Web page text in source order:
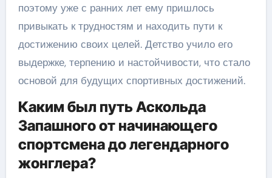
поэтому уже с ранних лет ему пришлось
привыкать к трудностям и находить пути к
достижению своих целей. Детство учило его
выдержке, терпению и настойчивости, что стало
основой для будущих спортивных достижений.
Каким был путь Аскольда
Запашного от начинающего
спортсмена до легендарного
жонглера?